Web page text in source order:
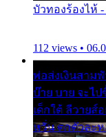
บัวทองร้องไห้
112 views •
พ่อส่งเงินสาม
บ๊าย บาย จะไป
เด็กใต้ ลีวายส์
หวั่น ตกตัวละห